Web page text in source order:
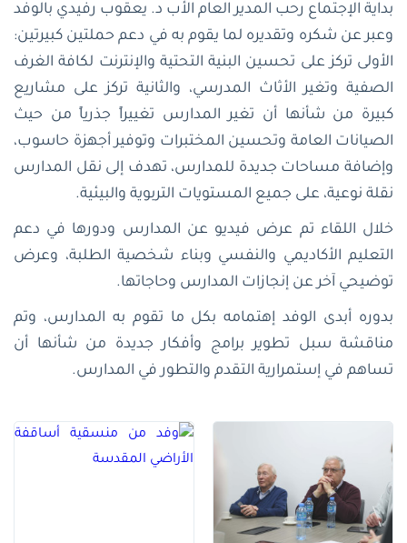
بداية الإجتماع رحب المدير العام الأب د. يعقوب رفيدي بالوفد
وعبر عن شكره وتقديره لما يقوم به في دعم حملتين كبيرتين:
الأولى تركز على تحسين البنية التحتية والإنترنت لكافة الغرف
الصفية وتغير الأثاث المدرسي، والثانية تركز على مشاريع
كبيرة من شأنها أن تغير المدارس تغييراً جذرياً من حيث
الصيانات العامة وتحسين المختبرات وتوفير أجهزة حاسوب،
وإضافة مساحات جديدة للمدارس، تهدف إلى نقل المدارس
نقلة نوعية، على جميع المستويات التربوية والبيئية.
خلال اللقاء تم عرض فيديو عن المدارس ودورها في دعم
التعليم الأكاديمي والنفسي وبناء شخصية الطلبة، وعرض
توضيحي آخر عن إنجازات المدارس وحاجاتها.
بدوره أبدى الوفد إهتمامه بكل ما تقوم به المدارس، وتم
مناقشة سبل تطوير برامج وأفكار جديدة من شأنها أن
تساهم في إستمرارية التقدم والتطور في المدارس.